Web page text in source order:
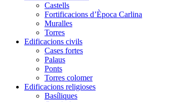
Castells
Fortificacions d’Època Carlina
Muralles
Torres
Edificacions civils
Cases fortes
Palaus
Ponts
Torres colomer
Edificacions religioses
Basíliques